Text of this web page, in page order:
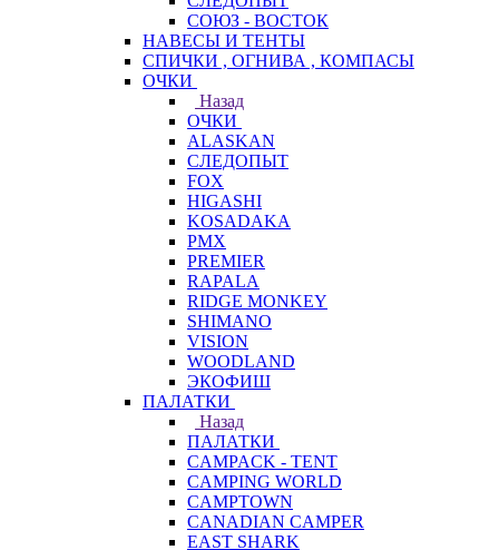
СОЮЗ - ВОСТОК
НАВЕСЫ И ТЕНТЫ
СПИЧКИ , ОГНИВА , КОМПАСЫ
ОЧКИ
Назад
ОЧКИ
ALASKAN
СЛЕДОПЫТ
FOX
HIGASHI
KOSADAKA
PMX
PREMIER
RAPALA
RIDGE MONKEY
SHIMANO
VISION
WOODLAND
ЭКОФИШ
ПАЛАТКИ
Назад
ПАЛАТКИ
CAMPACK - TENT
CAMPING WORLD
CAMPTOWN
CANADIAN CAMPER
EAST SHARK